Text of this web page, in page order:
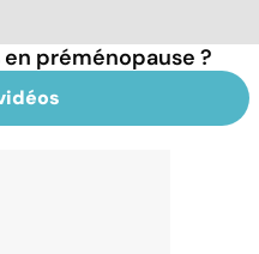
préménopause ?